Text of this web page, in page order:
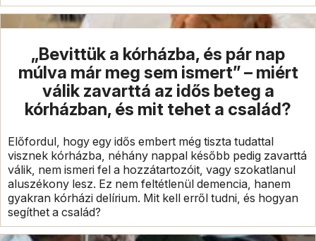
„Bevittük a kórházba, és pár nap
múlva már meg sem ismert” – miért
válik zavarttá az idős beteg a
kórházban, és mit tehet a család?
Előfordul, hogy egy idős embert még tiszta tudattal
visznek kórházba, néhány nappal később pedig zavarttá
válik, nem ismeri fel a hozzátartozóit, vagy szokatlanul
aluszékony lesz. Ez nem feltétlenül demencia, hanem
gyakran kórházi delírium. Mit kell erről tudni, és hogyan
segíthet a család?